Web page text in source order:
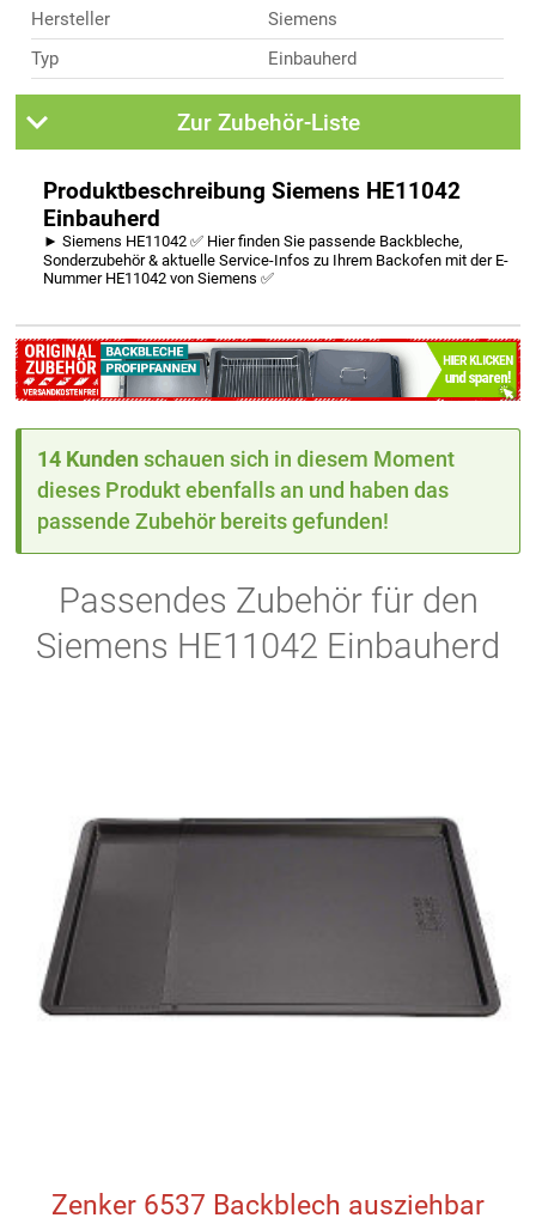
Hersteller
Siemens
Typ
Einbauherd
Zur Zubehör-Liste
Produktbeschreibung Siemens HE11042
Einbauherd
► Siemens HE11042 ✅ Hier finden Sie passende Backbleche,
Sonderzubehör & aktuelle Service-Infos zu Ihrem Backofen mit der E-
Nummer HE11042 von Siemens ✅
14 Kunden schauen sich in diesem Moment
dieses Produkt ebenfalls an und haben das
passende Zubehör bereits gefunden!
Passendes Zubehör für den
Siemens HE11042 Einbauherd
Zenker 6537 Backblech ausziehbar